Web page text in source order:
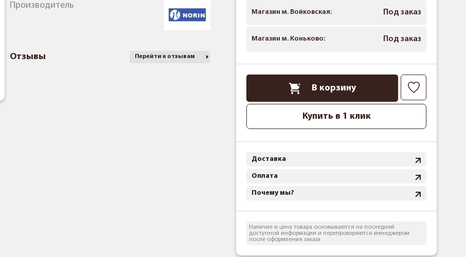
Производитель
Отзывы Перейти к отзывам
Магазин м. Войковская: Под заказ
Магазин м. Коньково: Под заказ
В корзину
Купить в 1 клик
Доставка
Оплата
Почему мы?
Наличие и цена товара основываются на последней
доступной информации и перепроверяются менеджером
после оформления заказа